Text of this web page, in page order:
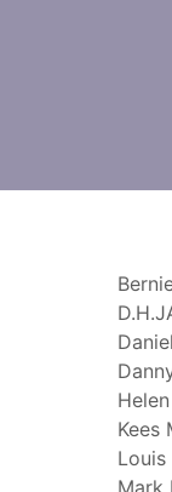
Kees
Louis
Mark